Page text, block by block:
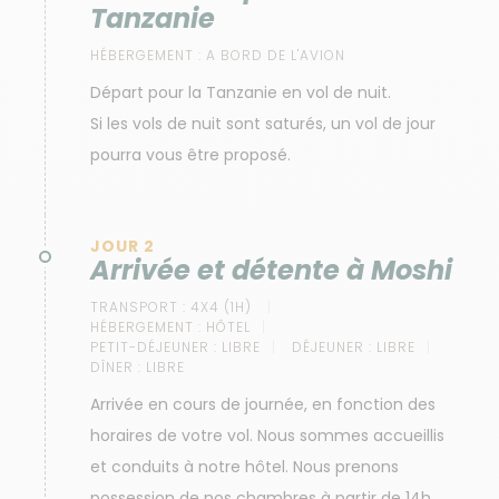
Tanzanie
HÉBERGEMENT : A BORD DE L'AVION
Départ pour la Tanzanie en vol de nuit.
Si les vols de nuit sont saturés, un vol de jour
pourra vous être proposé.
JOUR 2
Arrivée et détente à Moshi
TRANSPORT : 4X4 (1H)
HÉBERGEMENT : HÔTEL
PETIT-DÉJEUNER : LIBRE DÉJEUNER : LIBRE
DÎNER : LIBRE
Arrivée en cours de journée, en fonction des
horaires de votre vol. Nous sommes accueillis
et conduits à notre hôtel. Nous prenons